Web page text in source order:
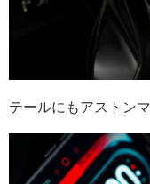
テールにもアストン